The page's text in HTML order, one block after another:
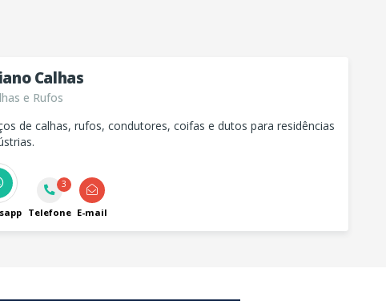
Calhas
e Rufos
de calhas, rufos, condutores, coifas e dutos para residências
3
Telefone E-mail